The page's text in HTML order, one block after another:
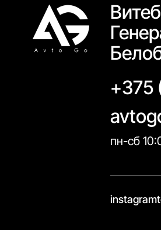
+375
пн-сб
instagram